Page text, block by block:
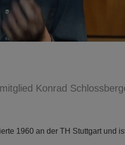
Konrad
1960 an der TH Stuttgart und